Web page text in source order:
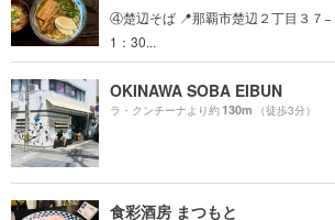
④楚辺そば 📍那覇市楚辺２丁目３７−
1：30...
OKINAWA SOBA EIBUN
ラ・クンチーナより約130m （徒歩3分）
食彩酒房 まつもと